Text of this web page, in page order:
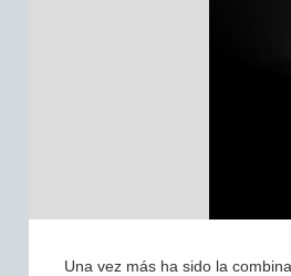
Una vez más ha sido la